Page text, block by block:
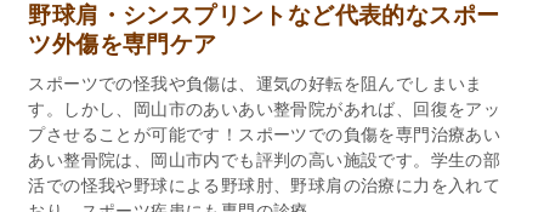
野球肩・シンスプリントなど代表的なスポー
ツ外傷を専門ケア
スポーツでの怪我や負傷は、運気の好転を阻んでしまいま
す。しかし、岡山市のあいあい整骨院があれば、回復をアッ
プさせることが可能です！スポーツでの負傷を専門治療あい
あい整骨院は、岡山市内でも評判の高い施設です。学生の部
活での怪我や野球による野球肘、野球肩の治療に力を入れて